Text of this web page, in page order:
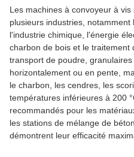
Les machines à convoyeur à
plusieurs industries, notamment
l'industrie chimique, l'énergie
charbon de bois et le traitement
transport de poudre,
horizontalement ou en pente,
le charbon, les cendres, les
températures inférieures à 200
recommandés pour les
les stations de mélange de
démontrent leur efficacité